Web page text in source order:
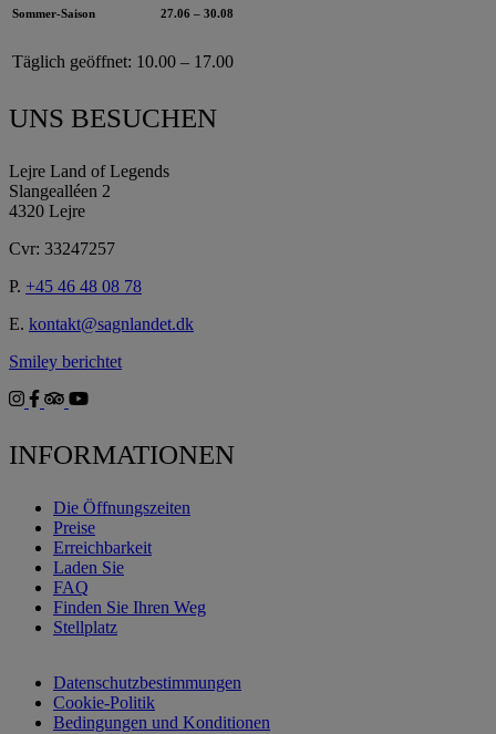
Sommer-Saison 27.06 – 30.08
Täglich geöffnet: 10.00 – 17.00
UNS BESUCHEN
Lejre Land of Legends
Slangealléen 2
4320 Lejre
Cvr: 33247257
P. +45 46 48 08 78
E. kontakt@sagnlandet.dk
Smiley berichtet
INFORMATIONEN
Die Öffnungszeiten
Preise
Erreichbarkeit
Laden Sie
FAQ
Finden Sie Ihren Weg
Stellplatz
Datenschutzbestimmungen
Cookie-Politik
Bedingungen und Konditionen